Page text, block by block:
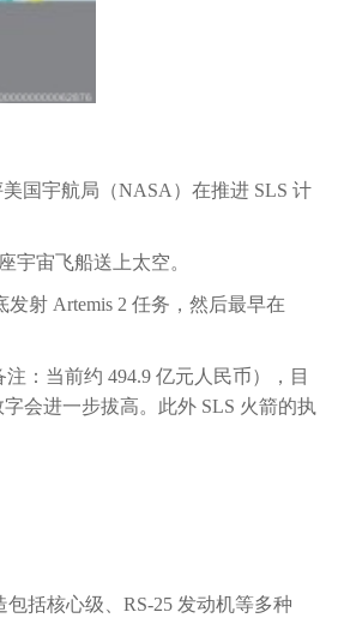
国宇航局（NASA）在推进 SLS 计
宇宙飞船送上太空。
射 Artemis 2 任务，然后最早在
：当前约 494.9 亿元人民币），目
会进一步拔高。此外 SLS 火箭的执
括核心级、RS-25 发动机等多种